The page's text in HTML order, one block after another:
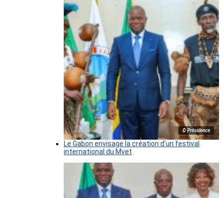
© Présidence
Le Gabon envisage la création d’un festival
international du Mvet